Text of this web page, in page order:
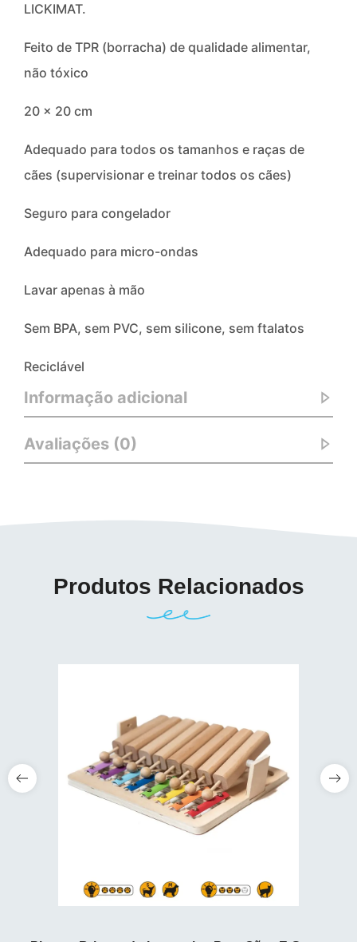
LICKIMAT.
Feito de TPR (borracha) de qualidade alimentar,
não tóxico
20 x 20 cm
Adequado para todos os tamanhos e raças de
cães (supervisionar e treinar todos os cães)
Seguro para congelador
Adequado para micro-ondas
Lavar apenas à mão
Sem BPA, sem PVC, sem silicone, sem ftalatos
Reciclável
Informação adicional
Avaliações (0)
Produtos Relacionados